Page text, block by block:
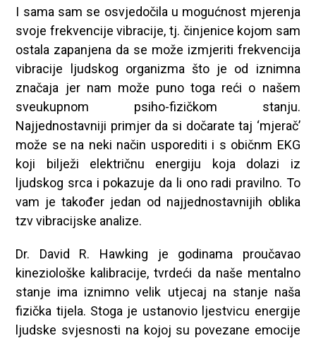
I sama sam se osvjedočila u mogućnost mjerenja
svoje frekvencije vibracije, tj. činjenice kojom sam
ostala zapanjena da se može izmjeriti frekvencija
vibracije ljudskog organizma što je od iznimna
značaja jer nam može puno toga reći o našem
sveukupnom psiho-fizičkom stanju.
Najjednostavniji primjer da si dočarate taj ‘mjerač’
može se na neki način usporediti i s običnm EKG
koji bilježi električnu energiju koja dolazi iz
ljudskog srca i pokazuje da li ono radi pravilno. To
vam je također jedan od najjednostavnijih oblika
tzv vibracijske analize.
Dr. David R. Hawking je godinama proučavao
kineziološke kalibracije, tvrdeći da naše mentalno
stanje ima iznimno velik utjecaj na stanje naša
fizička tijela. Stoga je ustanovio ljestvicu energije
ljudske svjesnosti na kojoj su povezane emocije